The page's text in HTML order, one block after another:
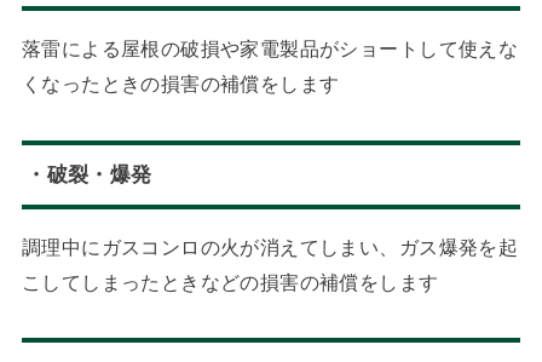
落雷による屋根の破損や家電製品がショートして使えな
くなったときの損害の補償をします
・破裂・爆発
調理中にガスコンロの火が消えてしまい、ガス爆発を起
こしてしまったときなどの損害の補償をします